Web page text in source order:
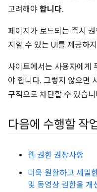
고려해야 합니다.
페이지가 로드되는 즉시
지할 수 있는 UI를 제공하
사이트에서는 사용자에게
야 합니다. 그렇지 않으면
구적으로 차단할 수 있습니
다음에 수행할 작
웹 권한 권장사항
더욱 원활하고 세밀
및 동영상 권한을 개